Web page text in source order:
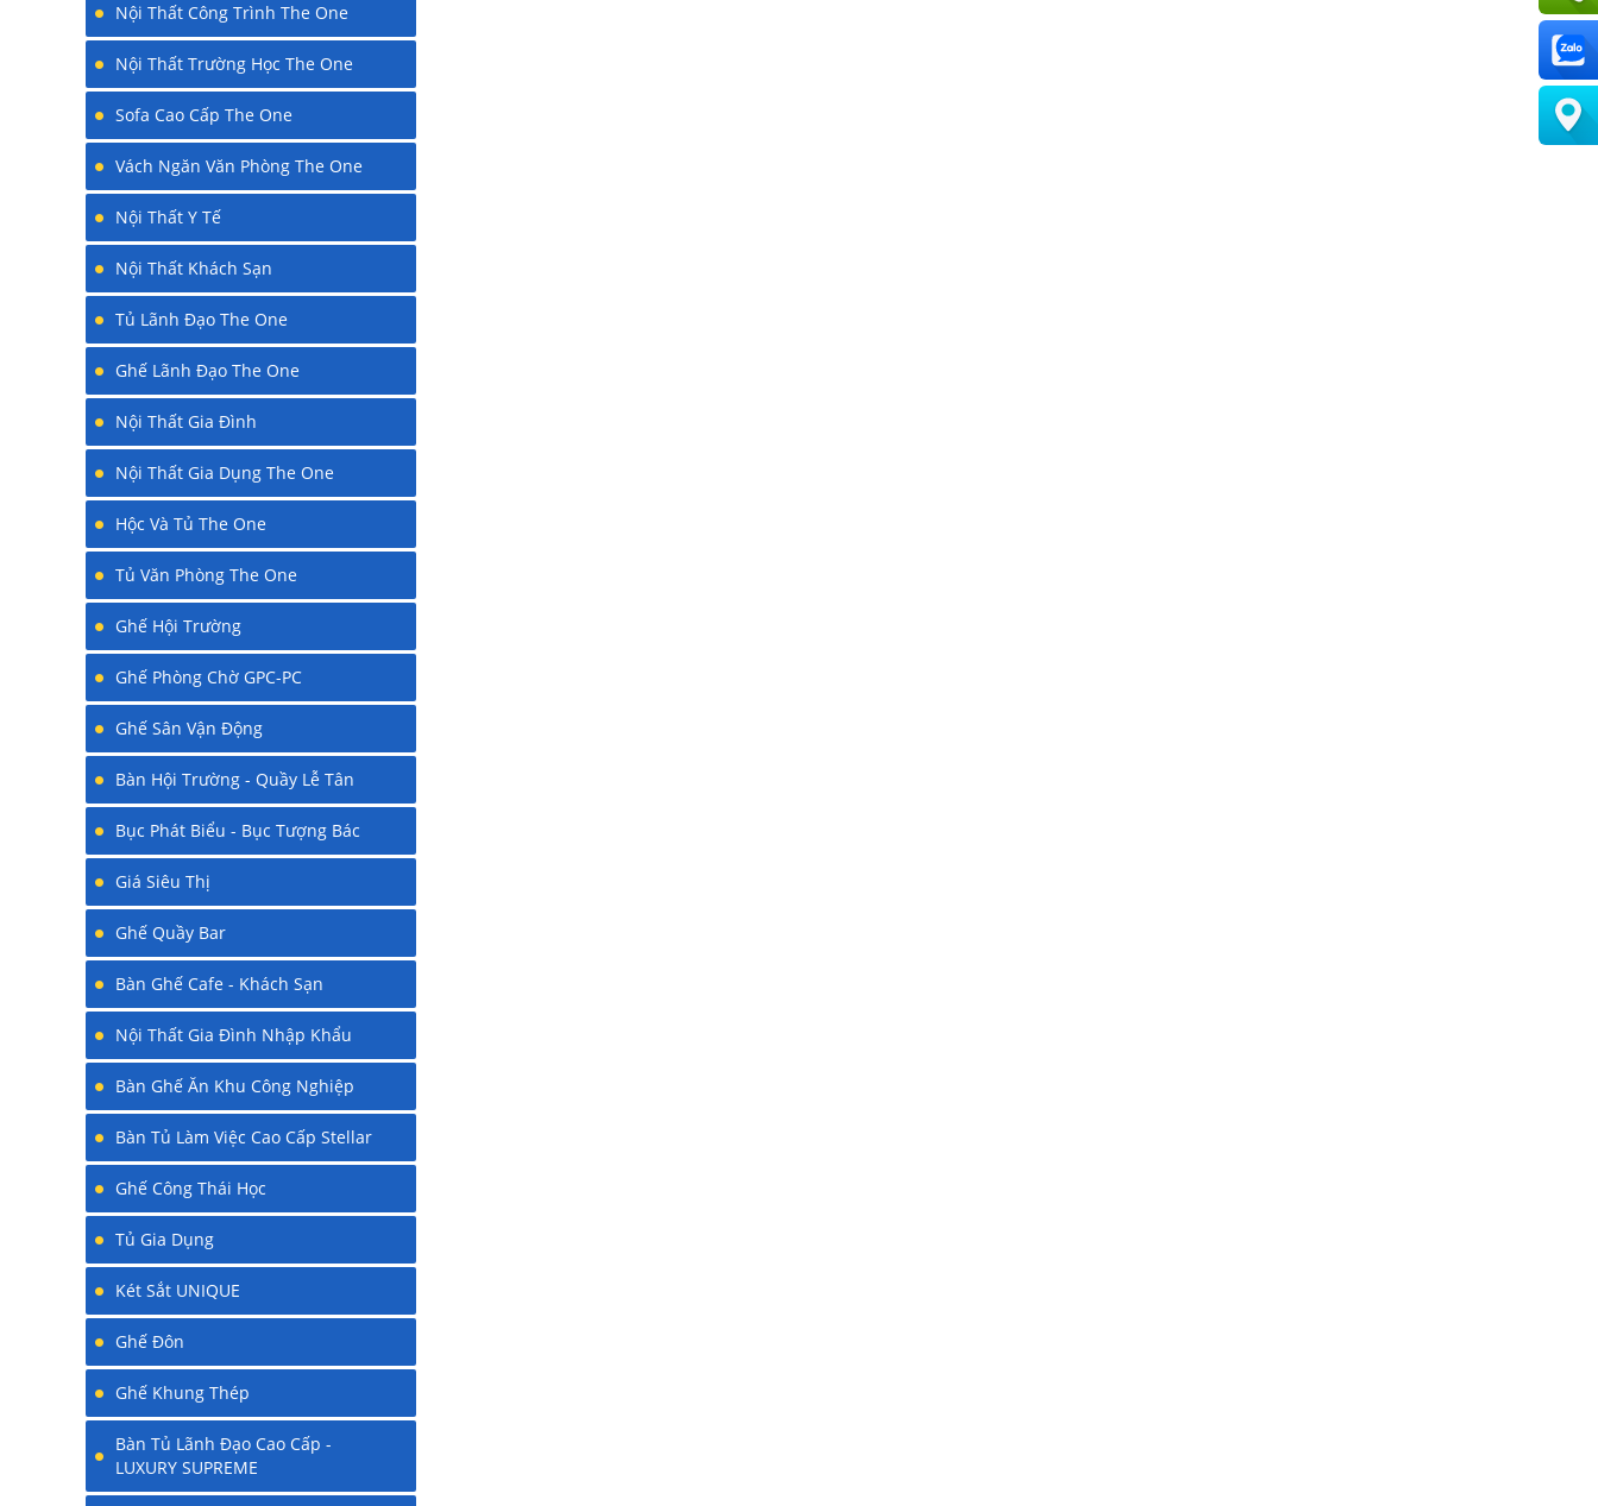
Nội Thất Công Trình The One
Nội Thất Trường Học The One
Sofa Cao Cấp The One
Vách Ngăn Văn Phòng The One
Nội Thất Y Tế
Nội Thất Khách Sạn
Tủ Lãnh Đạo The One
Ghế Lãnh Đạo The One
Nội Thất Gia Đình
Nội Thất Gia Dụng The One
Hộc Và Tủ The One
Tủ Văn Phòng The One
Ghế Hội Trường
Ghế Phòng Chờ GPC-PC
Ghế Sân Vận Động
Bàn Hội Trường - Quầy Lễ Tân
Bục Phát Biểu - Bục Tượng Bác
Giá Siêu Thị
Ghế Quầy Bar
Bàn Ghế Cafe - Khách Sạn
Nội Thất Gia Đình Nhập Khẩu
Bàn Ghế Ăn Khu Công Nghiệp
Bàn Tủ Làm Việc Cao Cấp Stellar
Ghế Công Thái Học
Tủ Gia Dụng
Két Sắt UNIQUE
Ghế Đôn
Ghế Khung Thép
Bàn Tủ Lãnh Đạo Cao Cấp -
LUXURY SUPREME